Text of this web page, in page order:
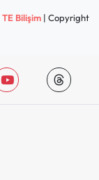
TE Bilişim| Copyright